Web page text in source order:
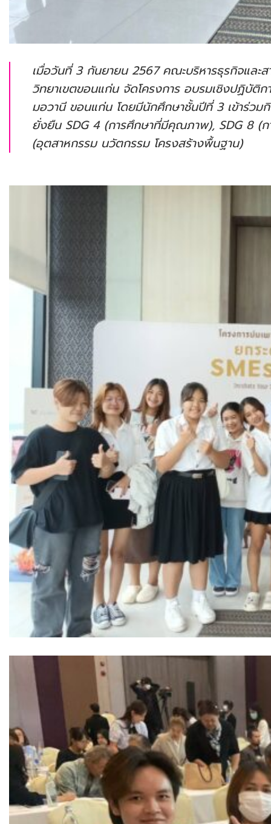
เมื่อวันที่ 3 กันยายน 2567 คณะบริหารธุรกิจและส
วิทยาเขตขอนแก่น จัดโครงการ อบรมเชิงปฏิบัติ
มอวานี ขอนแก่น โดยมีนักศึกษาชั้นปีที่ 3 เข้าร่ว
ยั่งยืน SDG 4 (การศึกษาที่มีคุณภาพ), SDG 8 (ก
(อุตสาหกรรม นวัตกรรม โครงสร้างพื้นฐาน)